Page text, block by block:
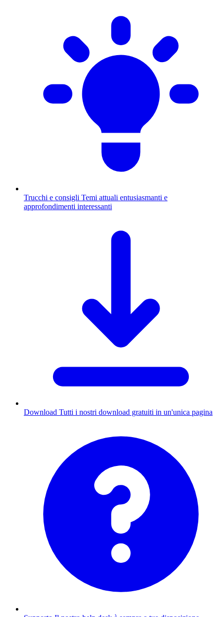
Trucchi e consigli Temi attuali entusiasmanti e
approfondimenti interessanti
Download Tutti i nostri download gratuiti in un'unica pagina